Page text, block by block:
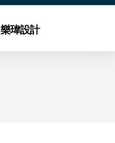
樂瑋設計